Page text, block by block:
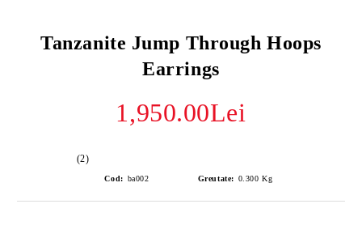
Tanzanite Jump Through Hoops
Earrings
1,950.00Lei
(2)
Cod: ba002 Greutate: 0.300 Kg